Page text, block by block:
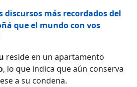
discursos más recordados del
que el mundo con vos
reside en un apartamento
, lo que indica que aún conserva
a su condena.